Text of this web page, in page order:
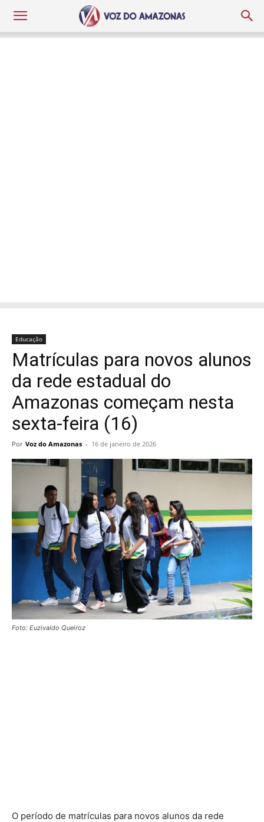
Educação
Matrículas para novos alunos
da rede estadual do
Amazonas começam nesta
sexta-feira (16)
Por Voz do Amazonas - 16 de janeiro de 2026
Foto: Euzivaldo Queiroz
O período de matrículas para novos alunos da rede